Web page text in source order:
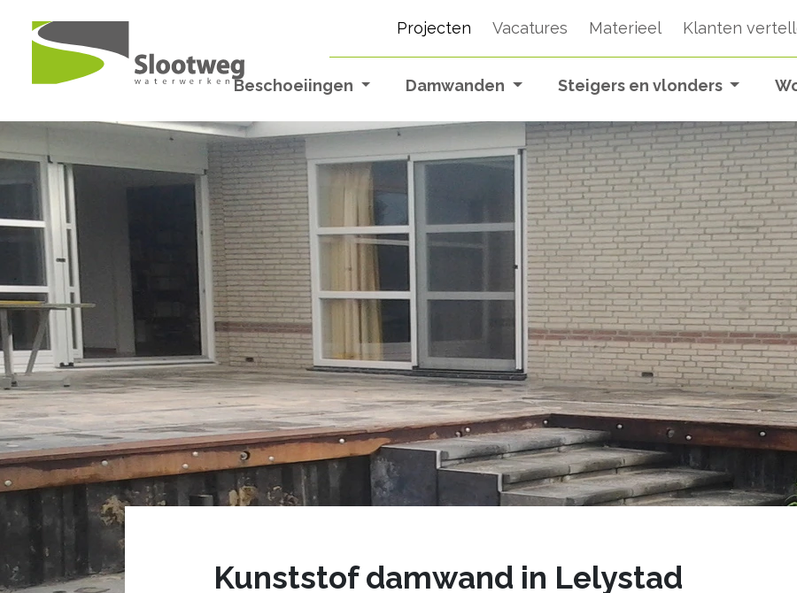
Projecten Vacatures Materieel Klanten
Beschoeiingen Damwanden Steigers en vlonders
Kunststof damwand in Lelystad